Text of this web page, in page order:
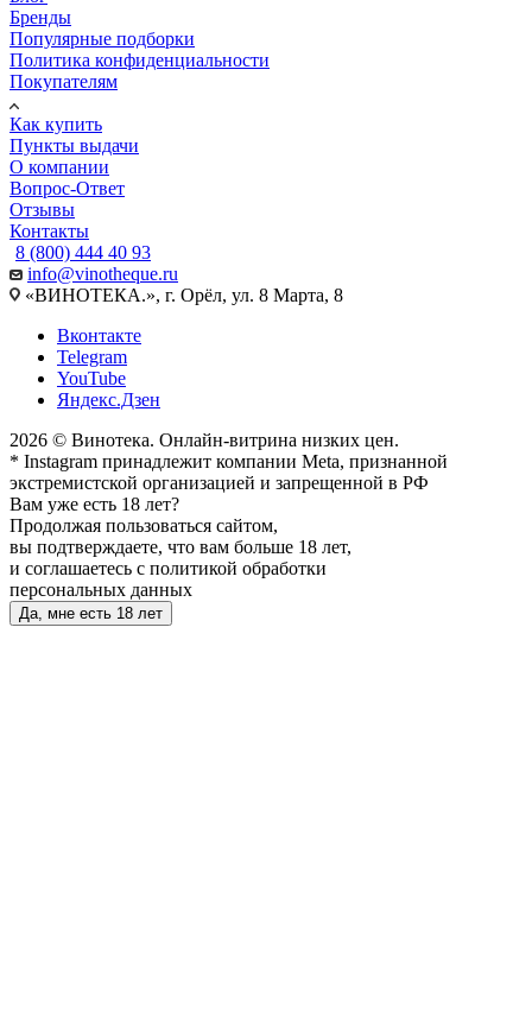
Бренды
Популярные подборки
Политика конфиденциальности
Покупателям
Как купить
Пункты выдачи
О компании
Вопрос-Ответ
Отзывы
Контакты
8 (800) 444 40 93
info@vinotheque.ru
«ВИНОТЕКА.», г. Орёл, ул. 8 Марта, 8
Вконтакте
Telegram
YouTube
Яндекс.Дзен
2026 © Винотека. Онлайн-витрина низких цен.
* Instagram принадлежит компании Meta, признанной
экстремистской организацией и запрещенной в РФ
Вам уже есть 18 лет?
Продолжая пользоваться сайтом,
вы подтверждаете, что вам больше 18 лет,
и соглашаетесь с политикой обработки
персональных данных
Да, мне есть 18 лет